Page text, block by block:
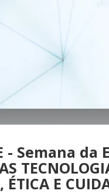
- Semana
ÉTICA E